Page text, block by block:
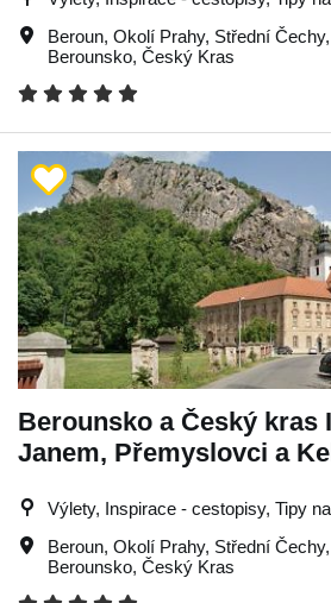
Beroun, Okolí Prahy, Střední Čechy,
Berounsko, Český Kras
Berounsko a Český kras
Janem, Přemyslovci a
Výlety, Inspirace - cestopisy, Tipy
Beroun, Okolí Prahy, Střední Čechy,
Berounsko, Český Kras